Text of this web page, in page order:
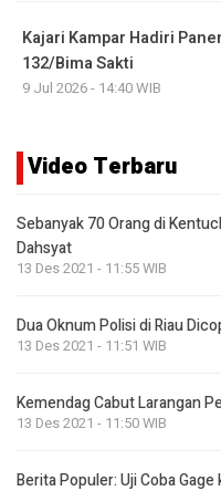
Kajari Kampar Hadiri
132/Bima Sakti
9 Jul 2026 - 14:40 WIB
Video Terbaru
Sebanyak 70 Orang di
Dahsyat
13 Des 2021 - 11:55 WIB
Dua Oknum Polisi di Riau
13 Des 2021 - 11:51 WIB
Kemendag Cabut Larangan
13 Des 2021 - 11:50 WIB
Berita Populer: Uji Coba